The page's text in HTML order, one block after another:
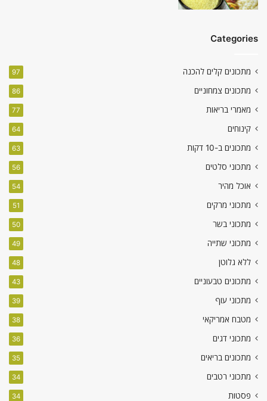
Categories
מתכונים קלים להכנה 97
מתכונים צמחוניים 86
מאמרי בריאות 77
קינוחים 64
מתכונים ב-10 דקות 63
מתכוני סלטים 56
אוכל מהיר 54
מתכוני מרקים 51
מתכוני בשר 50
מתכוני שתייה 49
ללא גלוטן 48
מתכונים טבעוניים 43
מתכוני עוף 39
מטבח אמריקאי 38
מתכוני דגים 36
מתכונים בריאים 35
מתכוני רטבים 34
פסטות 34